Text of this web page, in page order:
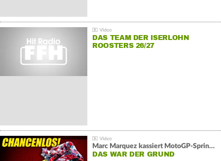
DAS TEAM DER ISERLOHN
ROOSTERS 26/27
Marc Marquez kassiert MotoGP-Sprint-Schlappe:
DAS WAR DER GRUND